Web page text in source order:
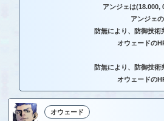
アンジェは(18.000,
アンジェ
防無により、防御技術
オウェードの
防無により、防御技術
オウェードの
オウェード